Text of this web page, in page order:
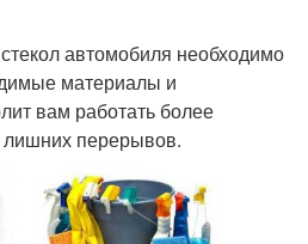
автомобиля необходимо
материалы и
вам работать более
перерывов.